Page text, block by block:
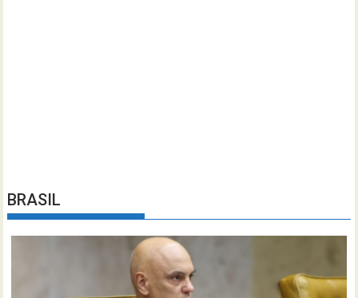
BRASIL